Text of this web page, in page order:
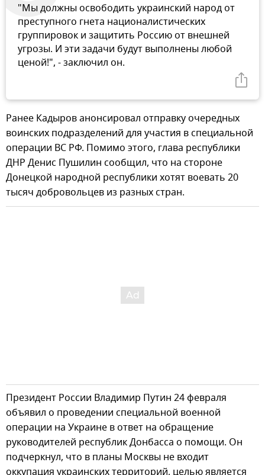
"Мы должны освободить украинский народ от
преступного гнета националистических
группировок и защитить Россию от внешней
угрозы. И эти задачи будут выполнены любой
ценой!", - заключил он.
Ранее Кадыров анонсировал отправку очередных
воинских подразделений для участия в специальной
операции ВС РФ. Помимо этого, глава республики
ДНР Денис Пушилин сообщил, что на стороне
Донецкой народной республики хотят воевать 20
тысяч добровольцев из разных стран.
Президент России Владимир Путин 24 февраля
объявил о проведении специальной военной
операции на Украине в ответ на обращение
руководителей республик Донбасса о помощи. Он
подчеркнул, что в планы Москвы не входит
оккупация украинских территорий, целью является